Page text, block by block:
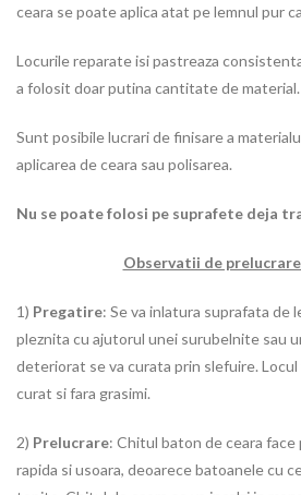
ceara se poate aplica atat pe lemnul pur
Locurile reparate isi pastreaza
a folosit doar putina cantitate de material.
Sunt posibile lucrari de finisare a
aplicarea de ceara sau polisarea.
Nu se poate folosi pe suprafete deja
Observatii de
1) Pregatire: Se va inlatura suprafata de
pleznita cu ajutorul unei surubelnite sau
deteriorat se va curata prin slefuire.
curat si fara grasimi.
2) Prelucrare: Chitul baton de ceara
rapida si usoara, deoarece batoanele cu